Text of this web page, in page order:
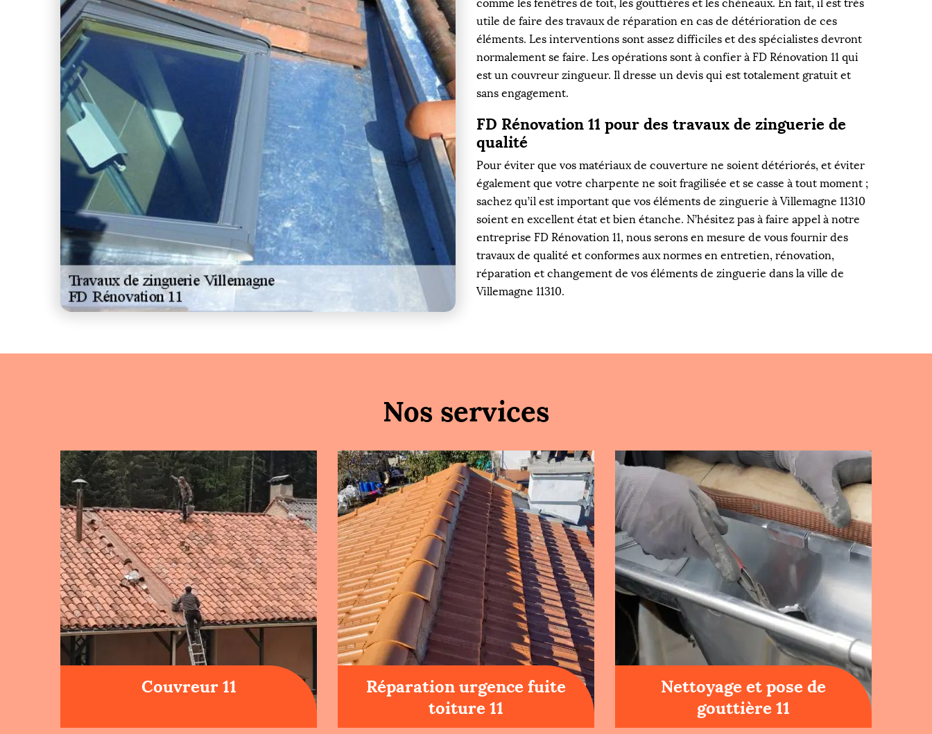
comme les fenêtres de toit, les gouttières et les chéneaux. En fait, il est très
utile de faire des travaux de réparation en cas de détérioration de ces
éléments. Les interventions sont assez difficiles et des spécialistes devront
normalement se faire. Les opérations sont à confier à FD Rénovation 11 qui
est un couvreur zingueur. Il dresse un devis qui est totalement gratuit et
sans engagement.
FD Rénovation 11 pour des travaux de zinguerie de
qualité
Pour éviter que vos matériaux de couverture ne soient détériorés, et éviter
également que votre charpente ne soit fragilisée et se casse à tout moment ;
sachez qu’il est important que vos éléments de zinguerie à Villemagne 11310
soient en excellent état et bien étanche. N’hésitez pas à faire appel à notre
entreprise FD Rénovation 11, nous serons en mesure de vous fournir des
travaux de qualité et conformes aux normes en entretien, rénovation,
réparation et changement de vos éléments de zinguerie dans la ville de
Villemagne 11310.
Nos services
Couvreur 11
Réparation urgence fuite
toiture 11
Nettoyage et pose de
gouttière 11